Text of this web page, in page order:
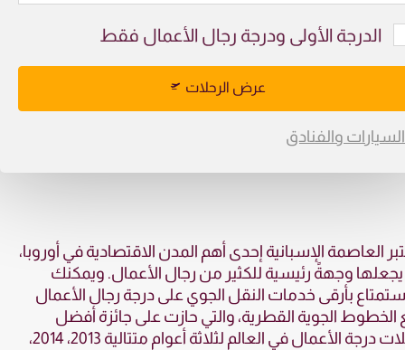
الدرجة الأولى ودرجة رجال الأعمال فقط
عرض الرحلات
السيارات والفنادق
العاصمة الإسبانية إحدى أهم المدن الاقتصادية في أوروبا،
يجعلها وجهةً رئيسية للكثير من رجال الأعمال. ويمكنك
بأرقى خدمات النقل الجوي على درجة رجال الأعمال
الخطوط الجوية القطرية، والتي حازت على جائزة أفضل
رحلات درجة الأعمال في العالم لثلاثة أعوام متتالية 2013، 2014،